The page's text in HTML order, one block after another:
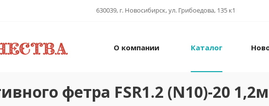
630039, г. Новосибирск, ул. Грибоедова, 135 к1
О компании Каталог
фетра FSR1.2 (N10)-20